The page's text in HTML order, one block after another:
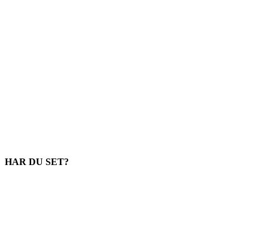
HAR DU SET?